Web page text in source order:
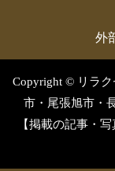
外
Copyright © リラ
市・尾張旭市・
【掲載の記事・